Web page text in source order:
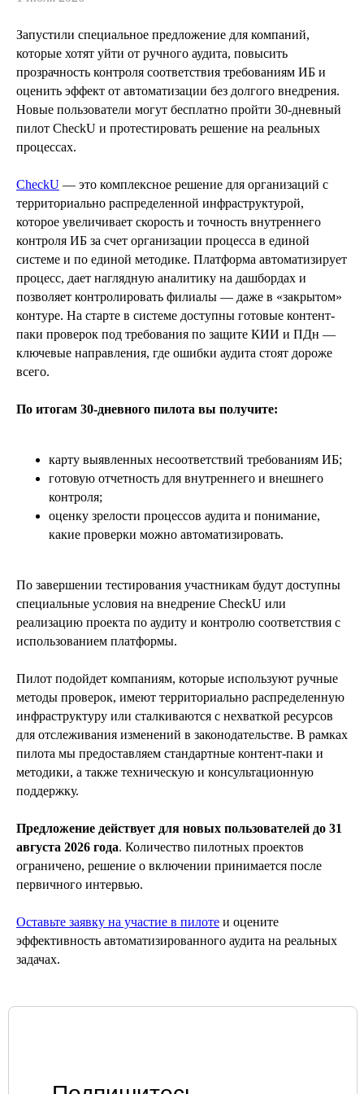
Запустили специальное предложение для компаний,
которые хотят уйти от ручного аудита, повысить
прозрачность контроля соответствия требованиям ИБ и
оценить эффект от автоматизации без долгого внедрения.
Новые пользователи могут бесплатно пройти 30-дневный
пилот CheckU и протестировать решение на реальных
процессах.
CheckU — это комплексное решение для организаций с
территориально распределенной инфраструктурой,
которое увеличивает скорость и точность внутреннего
контроля ИБ за счет организации процесса в единой
системе и по единой методике. Платформа автоматизирует
процесс, дает наглядную аналитику на дашбордах и
позволяет контролировать филиалы — даже в «закрытом»
контуре. На старте в системе доступны готовые контент-
паки проверок под требования по защите КИИ и ПДн —
ключевые направления, где ошибки аудита стоят дороже
всего.
По итогам 30-дневного пилота вы получите:
карту выявленных несоответствий требованиям ИБ;
готовую отчетность для внутреннего и внешнего
контроля;
оценку зрелости процессов аудита и понимание,
какие проверки можно автоматизировать.
По завершении тестирования участникам будут доступны
специальные условия на внедрение CheckU или
реализацию проекта по аудиту и контролю соответствия с
использованием платформы.
Пилот подойдет компаниям, которые используют ручные
методы проверок, имеют территориально распределенную
инфраструктуру или сталкиваются с нехваткой ресурсов
для отслеживания изменений в законодательстве. В рамках
пилота мы предоставляем стандартные контент-паки и
методики, а также техническую и консультационную
поддержку.
Предложение действует для новых пользователей до 31
августа 2026 года. Количество пилотных проектов
ограничено, решение о включении принимается после
первичного интервью.
Оставьте заявку на участие в пилоте и оцените
эффективность автоматизированного аудита на реальных
задачах.
Единая экосистема защиты
Построение SOC